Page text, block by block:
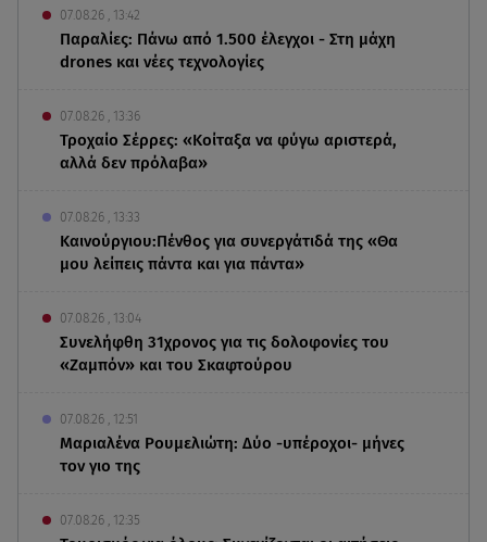
07.08.26 , 13:42
Παραλίες: Πάνω από 1.500 έλεγχοι - Στη μάχη
drones και νέες τεχνολογίες
07.08.26 , 13:36
Τροχαίο Σέρρες: «Κοίταξα να φύγω αριστερά,
αλλά δεν πρόλαβα»
07.08.26 , 13:33
Καινούργιου:Πένθος για συνεργάτιδά της «Θα
μου λείπεις πάντα και για πάντα»
07.08.26 , 13:04
Συνελήφθη 31χρονος για τις δολοφονίες του
«Ζαμπόν» και του Σκαφτούρου
07.08.26 , 12:51
Μαριαλένα Ρουμελιώτη: Δύο -υπέροχοι- μήνες
τον γιο της
07.08.26 , 12:35